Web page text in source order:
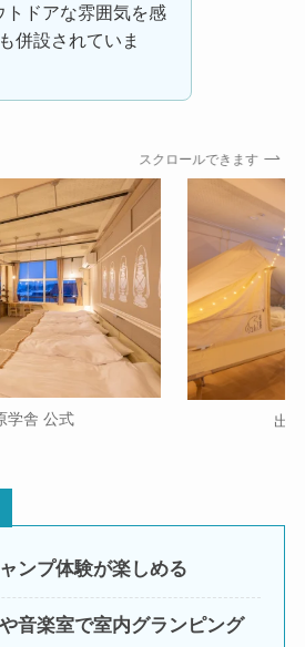
トドアな雰囲気を感
も併設されていま
スクロールできます
学舎 公式 出
ンプ体験が楽しめる
音楽室で室内グランピング